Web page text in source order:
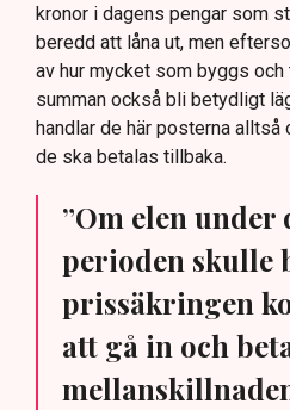
kronor i dagens pengar som
beredd att låna ut, men
av hur mycket som byggs
summan också bli betydligt
handlar de här posterna alltså
de ska betalas tillbaka.
”Om elen under
perioden skulle
prissäkringen
att gå in och